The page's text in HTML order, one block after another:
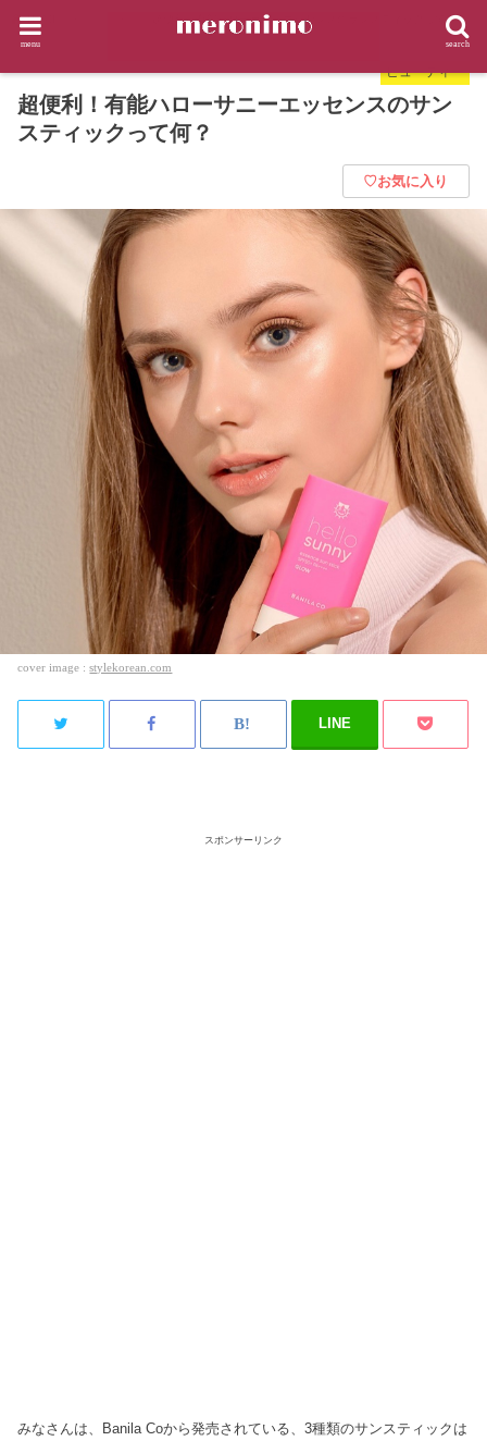
search
menu
HOME 超便利！有能ハローサニーエッセンスのサンスティックって何？
ビューティー
超便利！有能ハローサニーエッセンスのサン
スティックって何？
♡お気に入り
cover image :stylekorean.com
LINE
スポンサーリンク
みなさんは、Banila Coから発売されている、3種類のサンスティックは